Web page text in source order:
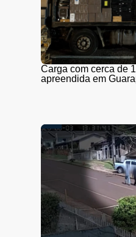
Carga com cerca de
apreendida em